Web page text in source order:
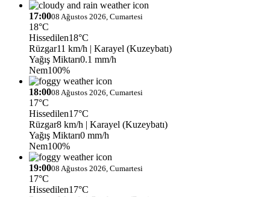
17:0008 Ağustos 2026, Cumartesi
18°C
Hissedilen18°C
Rüzgar11 km/h | Karayel (Kuzeybatı)
Yağış Miktarı0.1 mm/h
Nem100%
18:0008 Ağustos 2026, Cumartesi
17°C
Hissedilen17°C
Rüzgar8 km/h | Karayel (Kuzeybatı)
Yağış Miktarı0 mm/h
Nem100%
19:0008 Ağustos 2026, Cumartesi
17°C
Hissedilen17°C